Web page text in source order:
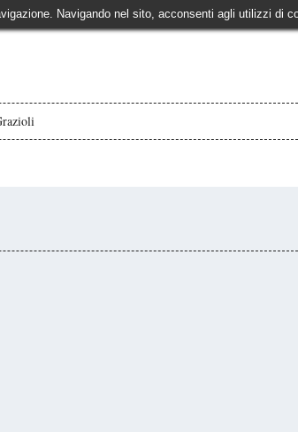
Navigando nel sito, acconsenti agli utilizzi di